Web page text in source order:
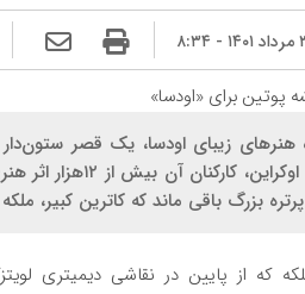
۸:۳۴
هنرهای زیبای اودسا، یک قصر
علیه اوکراین،
بزرگ باقی ماند که کاترین کبیر،
که از پایین در نقاشی دیمیتری